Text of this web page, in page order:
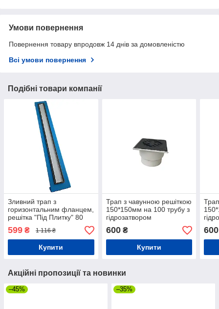
Умови повернення
Повернення товару впродовж 14 днів за домовленістю
Всі умови повернення
Подібні товари компанії
Зливний трап з
горизонтальним фланцем,
решітка "Під Плитку" 80
см, Душовий канал з
подвійним гідрозатвором
599 ₴ 1 116 ₴
Купити
Трап з чавунною решіткою
150*150мм на 100 трубу з
гідрозатвором
600₴
Купити
600
Акційні пропозиції та новинки
–45% –35%